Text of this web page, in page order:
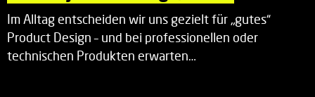
Im Alltag entscheiden wir uns gezielt für „gutes“
Product Design – und bei professionellen oder
technischen Produkten erwarten…